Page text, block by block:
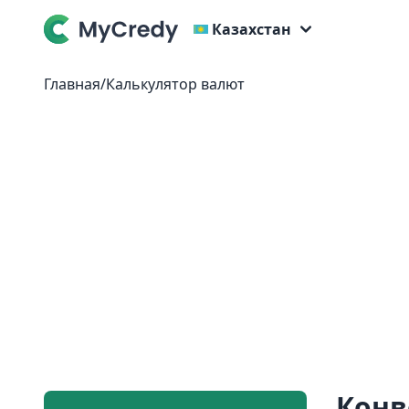
Казахстан
Главная/Калькулятор валют